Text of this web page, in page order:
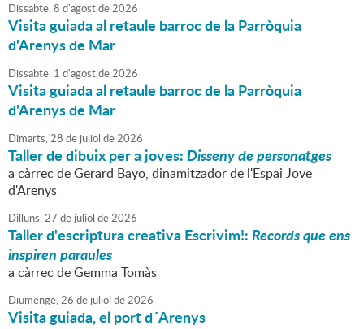
Dissabte,8 d'agostde2026
Visita guiada al retaule barroc de la Parròquia
d'Arenys de Mar
Dissabte, 1 d'agostde2026
Visita guiada al retaule barroc de la Parròquia
d'Arenys de Mar
Dimarts,28 de juliol de2026
Taller de dibuix per a joves:Disseny de personatges
a càrrec de Gerard Bayo, dinamitzador de l'Espai Jove
d'Arenys
Dilluns,27 de juliol de2026
Taller d'escriptura creativa Escrivim!:Records que ens
inspiren paraules
a càrrec de Gemma Tomàs
Diumenge,26 de juliol de2026
Visita guiada, el port d´Arenys